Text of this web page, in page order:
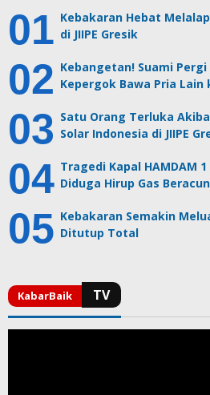
Kebakaran Hebat
di JIIPE Gresik
Kebangetan! Suami
Kepergok Bawa Pria Lain
Satu Orang Terluka
Solar Indonesia di JIIPE
Tragedi Kapal HAMDAM
Diduga Hirup Gas Beracun
Kebakaran Semakin
Ditutup Total